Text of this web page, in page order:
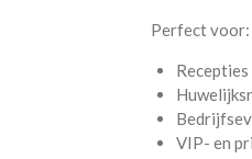
Perfect voor:
VIP- en